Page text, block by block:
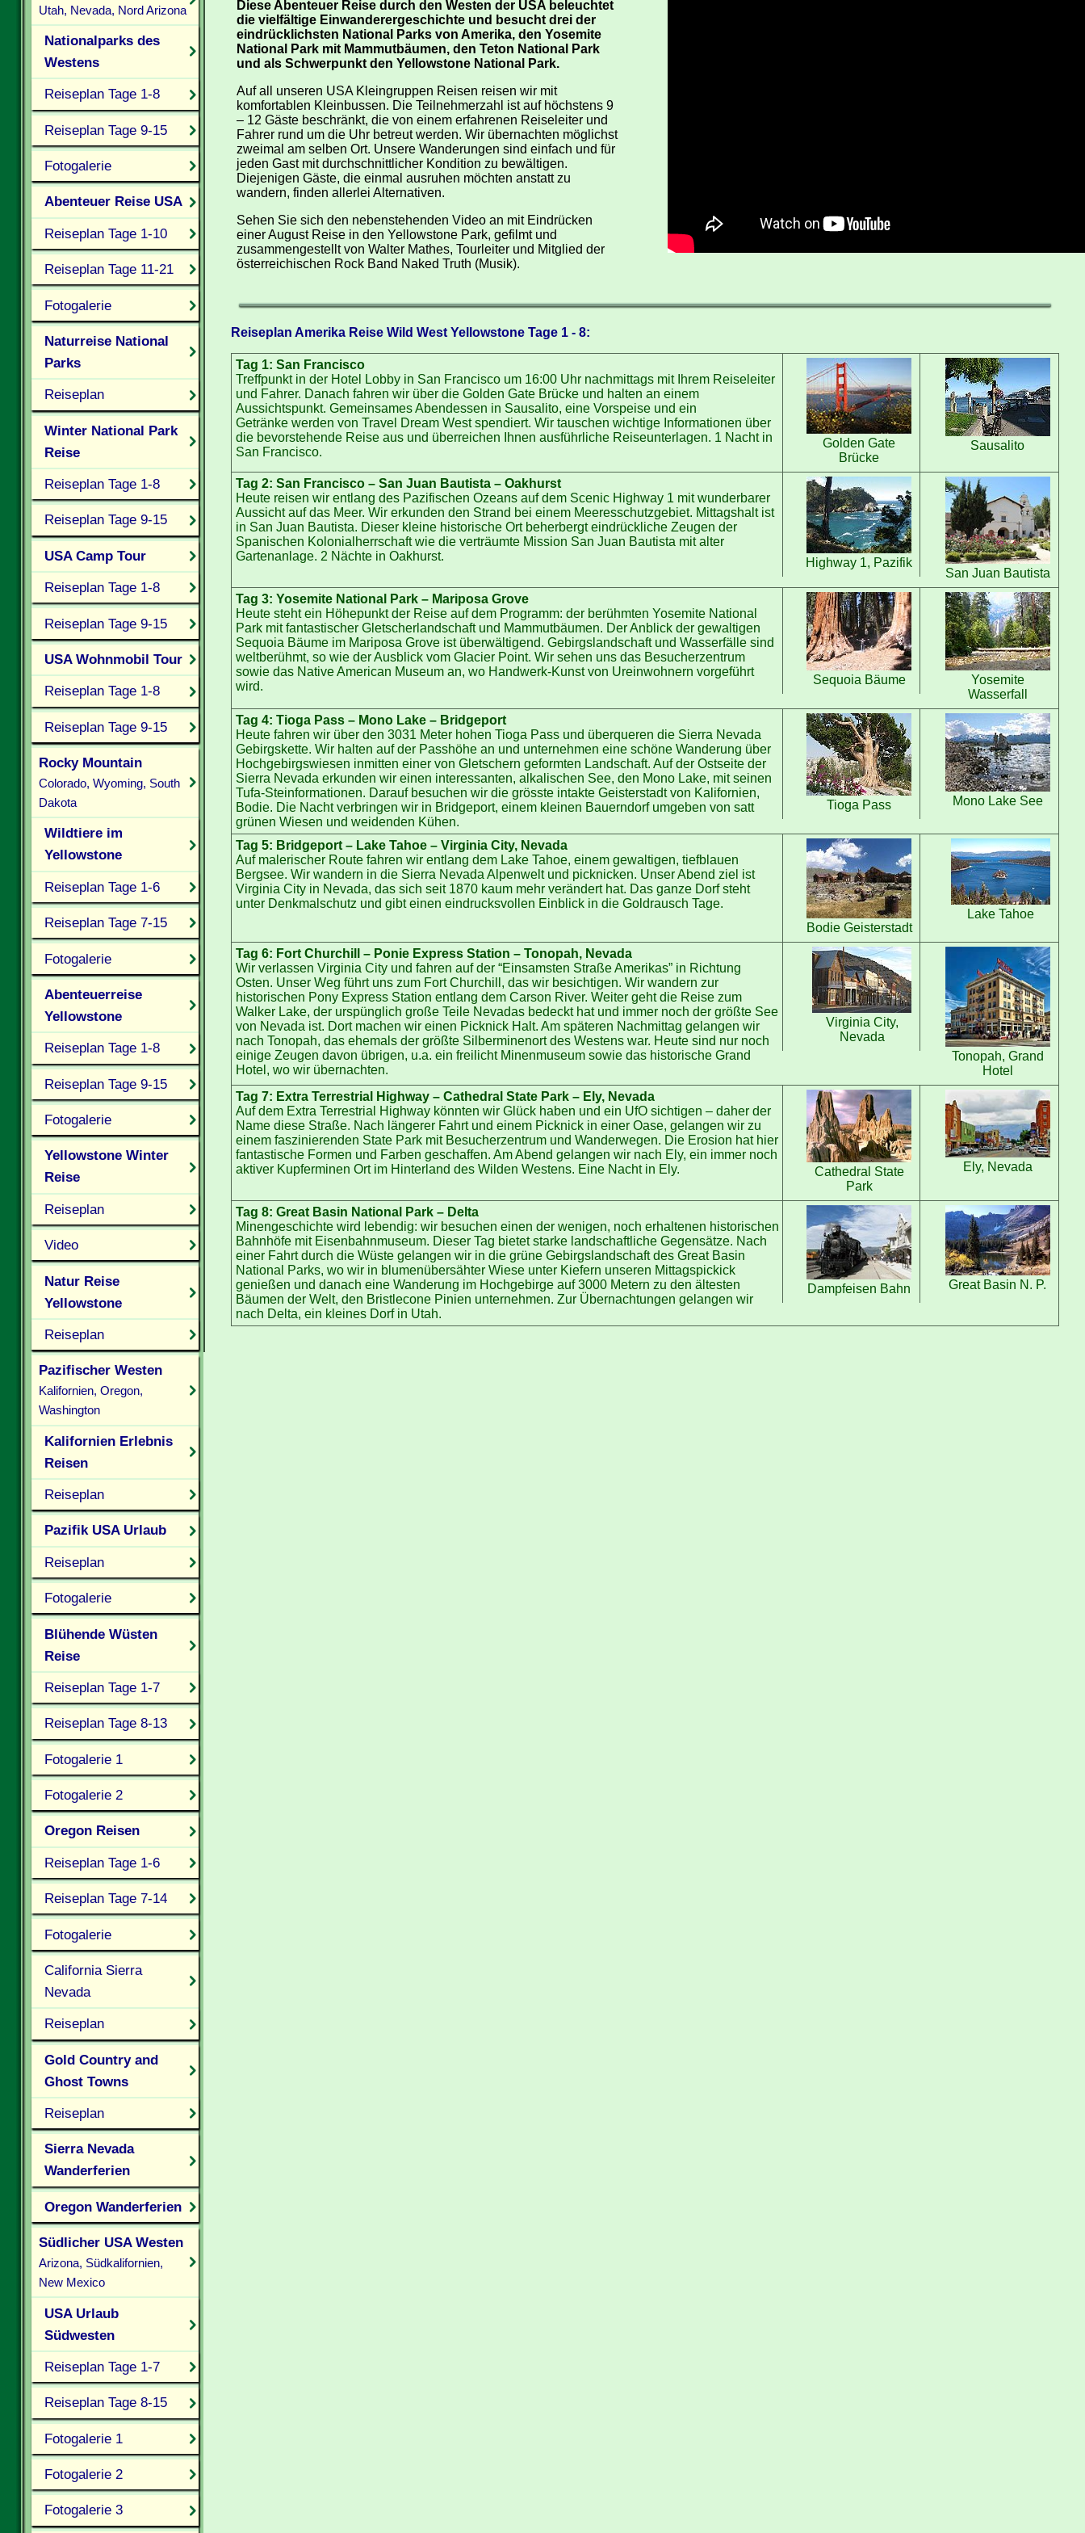
Diese Abenteuer Reise durch den Westen der USA beleuchtet
die vielfältige Einwanderergeschichte und besucht drei der
eindrücklichsten National Parks von Amerika, den Yosemite
National Park mit Mammutbäumen, den Teton National Park
und als Schwerpunkt den Yellowstone National Park.
Auf all unseren USA Kleingruppen Reisen reisen wir mit
komfortablen Kleinbussen. Die Teilnehmerzahl ist auf höchstens 9
– 12 Gäste beschränkt, die von einem erfahrenen Reiseleiter und
Fahrer rund um die Uhr betreut werden. Wir übernachten möglichst
zweimal am selben Ort. Unsere Wanderungen sind einfach und für
jeden Gast mit durchschnittlicher Kondition zu bewältigen.
Diejenigen Gäste, die einmal ausruhen möchten anstatt zu
wandern, finden allerlei Alternativen.
Sehen Sie sich den nebenstehenden Video an mit Eindrücken
einer August Reise in den Yellowstone Park, gefilmt und
zusammengestellt von Walter Mathes, Tourleiter und Mitglied der
österreichischen Rock Band Naked Truth (Musik).
Reiseplan Amerika Reise Wild West Yellowstone Tage 1 - 8:
Tag 1: San Francisco
Treffpunkt in der Hotel Lobby in San Francisco um 16:00 Uhr nachmittags mit Ihrem Reiseleiter
und Fahrer. Danach fahren wir über die Golden Gate Brücke und halten an einem
Aussichtspunkt. Gemeinsames Abendessen in Sausalito, eine Vorspeise und ein
Getränke werden von Travel Dream West spendiert. Wir tauschen wichtige Informationen über
die bevorstehende Reise aus und überreichen Ihnen ausführliche Reiseunterlagen. 1 Nacht in
San Francisco.
Golden Gate
Brücke
Sausalito
Tag 2: San Francisco – San Juan Bautista – Oakhurst
Heute reisen wir entlang des Pazifischen Ozeans auf dem Scenic Highway 1 mit wunderbarer
Aussicht auf das Meer. Wir erkunden den Strand bei einem Meeresschutzgebiet. Mittagshalt ist
in San Juan Bautista. Dieser kleine historische Ort beherbergt eindrückliche Zeugen der
Spanischen Kolonialherrschaft wie die verträumte Mission San Juan Bautista mit alter
Gartenanlage. 2 Nächte in Oakhurst.
Highway 1, Pazifik
San Juan Bautista
Tag 3: Yosemite National Park – Mariposa Grove
Heute steht ein Höhepunkt der Reise auf dem Programm: der berühmten Yosemite National
Park mit fantastischer Gletscherlandschaft und Mammutbäumen. Der Anblick der gewaltigen
Sequoia Bäume im Mariposa Grove ist überwältigend. Gebirgslandschaft und Wasserfälle sind
weltberühmt, so wie der Ausblick vom Glacier Point. Wir sehen uns das Besucherzentrum
sowie das Native American Museum an, wo Handwerk-Kunst von Ureinwohnern vorgeführt
wird.
Sequoia Bäume
Yosemite
Wasserfall
Tag 4: Tioga Pass – Mono Lake – Bridgeport
Heute fahren wir über den 3031 Meter hohen Tioga Pass und überqueren die Sierra Nevada
Gebirgskette. Wir halten auf der Passhöhe an und unternehmen eine schöne Wanderung über
Hochgebirgswiesen inmitten einer von Gletschern geformten Landschaft. Auf der Ostseite der
Sierra Nevada erkunden wir einen interessanten, alkalischen See, den Mono Lake, mit seinen
Tufa-Steinformationen. Darauf besuchen wir die grösste intakte Geisterstadt von Kalifornien,
Bodie. Die Nacht verbringen wir in Bridgeport, einem kleinen Bauerndorf umgeben von satt
grünen Wiesen und weidenden Kühen.
Tioga Pass Mono Lake See
Tag 5: Bridgeport – Lake Tahoe – Virginia City, Nevada
Auf malerischer Route fahren wir entlang dem Lake Tahoe, einem gewaltigen, tiefblauen
Bergsee. Wir wandern in die Sierra Nevada Alpenwelt und picknicken. Unser Abend ziel ist
Virginia City in Nevada, das sich seit 1870 kaum mehr verändert hat. Das ganze Dorf steht
unter Denkmalschutz und gibt einen eindrucksvollen Einblick in die Goldrausch Tage.
Bodie Geisterstadt
Lake Tahoe
Tag 6: Fort Churchill – Ponie Express Station – Tonopah, Nevada
Wir verlassen Virginia City und fahren auf der “Einsamsten Straße Amerikas” in Richtung
Osten. Unser Weg führt uns zum Fort Churchill, das wir besichtigen. Wir wandern zur
historischen Pony Express Station entlang dem Carson River. Weiter geht die Reise zum
Walker Lake, der urspünglich große Teile Nevadas bedeckt hat und immer noch der größte See
von Nevada ist. Dort machen wir einen Picknick Halt. Am späteren Nachmittag gelangen wir
nach Tonopah, das ehemals der größte Silberminenort des Westens war. Heute sind nur noch
einige Zeugen davon übrigen, u.a. ein freilicht Minenmuseum sowie das historische Grand
Hotel, wo wir übernachten.
Virginia City,
Nevada
Tonopah, Grand
Hotel
Tag 7: Extra Terrestrial Highway – Cathedral State Park – Ely, Nevada
Auf dem Extra Terrestrial Highway könnten wir Glück haben und ein UfO sichtigen – daher der
Name diese Straße. Nach längerer Fahrt und einem Picknick in einer Oase, gelangen wir zu
einem faszinierenden State Park mit Besucherzentrum und Wanderwegen. Die Erosion hat hier
fantastische Formen und Farben geschaffen. Am Abend gelangen wir nach Ely, ein immer noch
aktiver Kupferminen Ort im Hinterland des Wilden Westens. Eine Nacht in Ely.
Cathedral State
Park
Ely, Nevada
Tag 8: Great Basin National Park – Delta
Minengeschichte wird lebendig: wir besuchen einen der wenigen, noch erhaltenen historischen
Bahnhöfe mit Eisenbahnmuseum. Dieser Tag bietet starke landschaftliche Gegensätze. Nach
einer Fahrt durch die Wüste gelangen wir in die grüne Gebirgslandschaft des Great Basin
National Parks, wo wir in blumenübersähter Wiese unter Kiefern unseren Mittagspickick
genießen und danach eine Wanderung im Hochgebirge auf 3000 Metern zu den ältesten
Bäumen der Welt, den Bristlecone Pinien unternehmen. Zur Übernachtungen gelangen wir
nach Delta, ein kleines Dorf in Utah.
Dampfeisen Bahn Great Basin N. P.
Utah, Nevada, Nord Arizona
Nationalparks des
Westens
Reiseplan Tage 1-8
Reiseplan Tage 9-15
Fotogalerie
Abenteuer Reise USA
Reiseplan Tage 1-10
Reiseplan Tage 11-21
Fotogalerie
Naturreise National
Parks
Reiseplan
Winter National Park
Reise
Reiseplan Tage 1-8
Reiseplan Tage 9-15
USA Camp Tour
Reiseplan Tage 1-8
Reiseplan Tage 9-15
USA Wohnmobil Tour
Reiseplan Tage 1-8
Reiseplan Tage 9-15
Rocky Mountain
Colorado, Wyoming, South
Dakota
Wildtiere im
Yellowstone
Reiseplan Tage 1-6
Reiseplan Tage 7-15
Fotogalerie
Abenteuerreise
Yellowstone
Reiseplan Tage 1-8
Reiseplan Tage 9-15
Fotogalerie
Yellowstone Winter
Reise
Reiseplan
Video
Natur Reise
Yellowstone
Reiseplan
Pazifischer Westen
Kalifornien, Oregon,
Washington
Kalifornien Erlebnis
Reisen
Reiseplan
Pazifik USA Urlaub
Reiseplan
Fotogalerie
Blühende Wüsten
Reise
Reiseplan Tage 1-7
Reiseplan Tage 8-13
Fotogalerie 1
Fotogalerie 2
Oregon Reisen
Reiseplan Tage 1-6
Reiseplan Tage 7-14
Fotogalerie
California Sierra
Nevada
Reiseplan
Gold Country and
Ghost Towns
Reiseplan
Sierra Nevada
Wanderferien
Oregon Wanderferien
Südlicher USA Westen
Arizona, Südkalifornien,
New Mexico
USA Urlaub
Südwesten
Reiseplan Tage 1-7
Reiseplan Tage 8-15
Fotogalerie 1
Fotogalerie 2
Fotogalerie 3